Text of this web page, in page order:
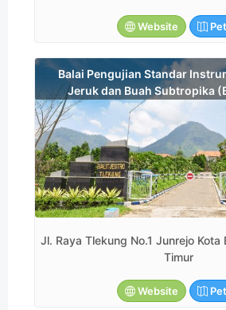
Website
Balai Pengujian Standar
Jeruk dan Buah Subtropika
Jl. Raya Tlekung No.1 Junrejo
Timur
Website